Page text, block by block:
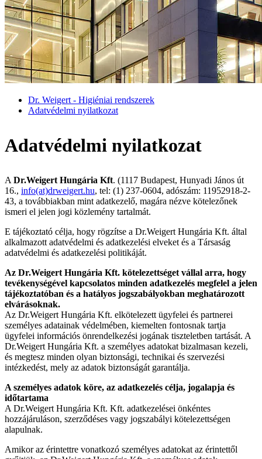
Dr. Weigert - Higiéniai rendszerek
Adatvédelmi nyilatkozat
Adatvédelmi nyilatkozat
A Dr.Weigert Hungária Kft. (1117 Budapest, Hunyadi János út
16., info(at)drweigert.hu, tel: (1) 237-0604, adószám: 11952918-2-
43, a továbbiakban mint adatkezelő, magára nézve kötelezőnek
ismeri el jelen jogi közlemény tartalmát.
E tájékoztató célja, hogy rögzítse a Dr.Weigert Hungária Kft. által
alkalmazott adatvédelmi és adatkezelési elveket és a Társaság
adatvédelmi és adatkezelési politikáját.
Az Dr.Weigert Hungária Kft. kötelezettséget vállal arra, hogy
tevékenységével kapcsolatos minden adatkezelés megfelel a jelen
tájékoztatóban és a hatályos jogszabályokban meghatározott
elvárásoknak.
Az Dr.Weigert Hungária Kft. elkötelezett ügyfelei és partnerei
személyes adatainak védelmében, kiemelten fontosnak tartja
ügyfelei információs önrendelkezési jogának tiszteletben tartását. A
Dr.Weigert Hungária Kft. a személyes adatokat bizalmasan kezeli,
és megtesz minden olyan biztonsági, technikai és szervezési
intézkedést, mely az adatok biztonságát garantálja.
A személyes adatok köre, az adatkezelés célja, jogalapja és
időtartama
A Dr.Weigert Hungária Kft. Kft. adatkezelései önkéntes
hozzájáruláson, szerződéses vagy jogszabályi kötelezettségen
alapulnak.
Amikor az érintettre vonatkozó személyes adatokat az érintettől